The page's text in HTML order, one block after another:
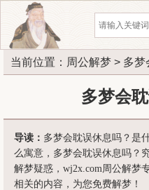
当前位置： 周公解梦 > 多梦
多梦会
导读： 多梦会耽误休息吗？是
么寓意，多梦会耽误休息吗？
解梦疑惑，wj2x.com周公解梦
相关的内容，为您免费解梦！